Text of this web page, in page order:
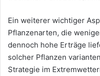
Ein weiterer wichtiger
Pflanzenarten, die
dennoch hohe Erträge
solcher Pflanzen
Strategie im